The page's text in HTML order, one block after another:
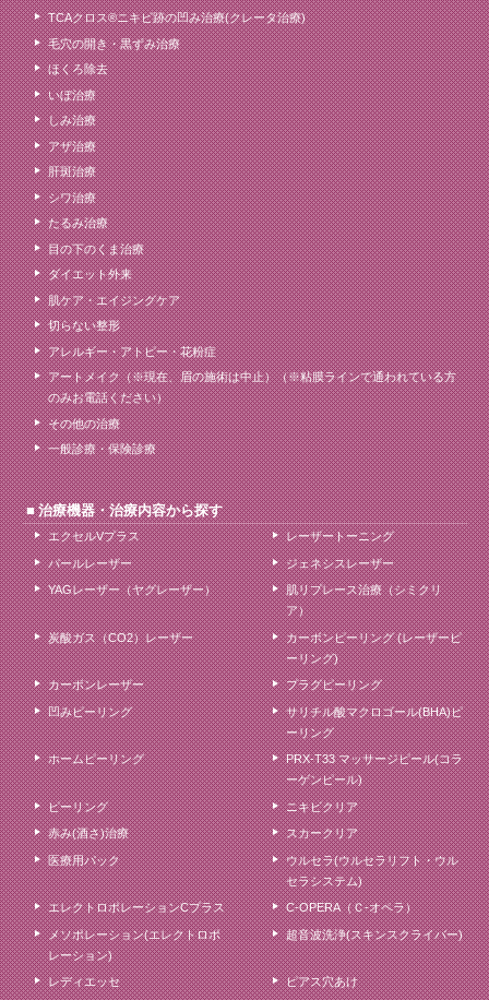
TCAクロス®ニキビ跡の凹み治療(クレータ治療)
毛穴の開き・黒ずみ治療
ほくろ除去
いぼ治療
しみ治療
アザ治療
肝斑治療
シワ治療
たるみ治療
目の下のくま治療
ダイエット外来
肌ケア・エイジングケア
切らない整形
アレルギー・アトピー・花粉症
アートメイク（※現在、眉の施術は中止）（※粘膜ラインで通われている方
のみお電話ください）
その他の治療
一般診療・保険診療
治療機器・治療内容から探す
エクセルVプラス レーザートーニング
パールレーザー ジェネシスレーザー
YAGレーザー（ヤグレーザー）
肌リプレース治療（シミクリ
ア）
炭酸ガス（CO2）レーザー
カーボンピーリング (レーザーピ
ーリング)
カーボンレーザー プラグピーリング
凹みピーリング
サリチル酸マクロゴール(BHA)ピ
ーリング
ホームピーリング
PRX-T33 マッサージピール(コラ
ーゲンピール)
ピーリング ニキビクリア
赤み(酒さ)治療 スカークリア
医療用パック
ウルセラ(ウルセラリフト・ウル
セラシステム)
エレクトロポレーションCプラス C-OPERA（Ｃ-オペラ）
メソポレーション(エレクトロポ
レーション)
超音波洗浄(スキンスクライバー)
レディエッセ ピアス穴あけ